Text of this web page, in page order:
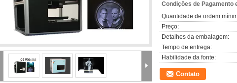
Condições de Pagamento
Quantidade de ordem
Preço:
Detalhes da embalagem:
Tempo de entrega:
Habilidade da fonte:
Contato